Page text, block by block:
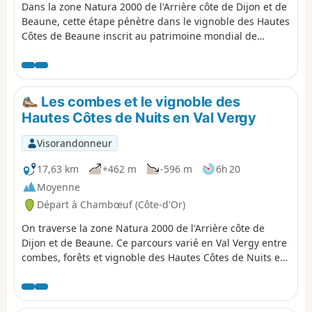
Dans la zone Natura 2000 de l'Arrière côte de Dijon et de
Beaune, cette étape pénètre dans le vignoble des Hautes
Côtes de Beaune inscrit au patrimoine mondial de
vignoble de Bourgogne. On parcourt combes, forêts,
plateaux, pelouses calcaires et vignoble à la découverte
d'un patrimoine constitué de lavoirs, d'une abbaye et
d'une nécropole néolithique.
Les combes et le vignoble des
Hautes Côtes de Nuits en Val Vergy
Visorandonneur
17,63 km
+462 m -596 m
6h 20
Moyenne
Départ à Chambœuf (Côte-d'Or)
On traverse la zone Natura 2000 de l'Arrière côte de
Dijon et de Beaune. Ce parcours varié en Val Vergy entre
combes, forêts et vignoble des Hautes Côtes de Nuits est
paysage culturel des Climats du vignoble de Bourgogne.
Les ruines du plus puissant château-fort de la région